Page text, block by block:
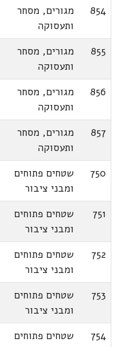
854
מגורים, מסחר
ותעסוקה
855
מגורים, מסחר
ותעסוקה
856
מגורים, מסחר
ותעסוקה
857
מגורים, מסחר
ותעסוקה
750
שטחים פתוחים
ומבני ציבור
751
שטחים פתוחים
ומבני ציבור
752
שטחים פתוחים
ומבני ציבור
753
שטחים פתוחים
ומבני ציבור
754
שטחים פתוחים